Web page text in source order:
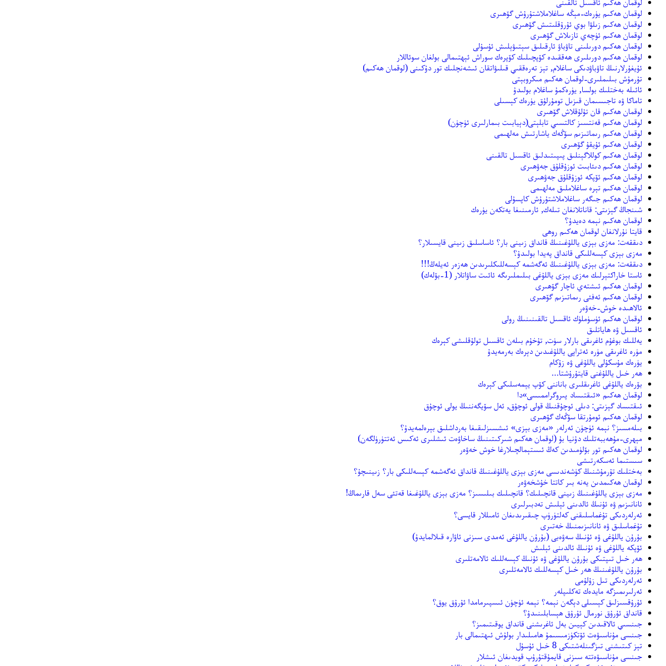
لوقمان ھەكىم يۈرەك-مېڭە ساغلاملاشتۇرۇش گۆھىرى
لوقمان ھەكىم زىلۋا بوي ئۇرۇقلىتىش گۆھىرى
لوقمان ھەكىم ئۈچەي تازىلاش گۆھىرى
لوقمان ھەكىم دورىلىنى تاۋباۋ ئارقىلىق سېتىۋېلىش ئۇسۇلى
لوقمان ھەكىم دورىلىرى ھەققىدە كۆپچىلىك كۆپرەك سوراش ئېھتىمالى بولغان سوئاللار
ئۇيغۇرلارنىڭ تاۋباۋدىكى ساغلام, تېز تەرەققىي قىلىۋاتقان ئىشەنچلىك تور دۇكىنى (لوقمان ھەكىم)
تۇرمۇش بىلىملىرى-لوقمان ھەكىم مىكروبېتى
ئائىلە بەختلىك بولسا, يۈرەكمۇ ساغلام بولىدۇ
تاماكا ۋە تاجىسىمان قىزىل تومۇرلۇق يۈرەك كېسىلى
لوقمان ھەكىم قان تۇلۇقلاش گۆھىرى
لوقمان ھەكىم قەنتسىز كالتسىي تابلېتى(دېيابىت بىمارلىرى ئۈچۈن)
لوقمان ھەكىم رىماتىزىم سۆڭەك ياشارتىش مەلھىمى
لوقمان ھەكىم ئۇيقۇ گۆھىرى
لوقمان ھەكىم كوللاگېنلىق پىپىتىدلىق ئاقسىل تالقىنى
لوقمان ھەكىم دىئابىت ئوزۇقلۇق جەۋھىرى
لوقمان ھەكىم ئۆپكە ئوزۇقلۇق جەۋھىرى
لوقمان ھەكىم تېرە ساغلاملىق مەلھىمى
لوقمان ھەكىم جىگەر ساغلاملاشتۇرۇش كاپسۇلى
شىنجاڭ گېزىتى: قاناتلانغان تىلەك, ئارمىنىغا يەتكەن يۈرەك
لوقمان ھەكىم نېمە دەيدۇ؟
قايتا نۇرلانغان لوقمان ھەكىم روھى
دىققەت: مەزى بېزى ياللۇغىنىڭ قانداق زىينى بار؟ ئاساسلىق زىينى قايسىلار؟
مەزى بېزى كېسەللىكى قانداق پەيدا بولىدۇ؟
دىققەت: مەزى بېزى ياللۇغىنىڭ ئەگەشمە كېسەللىكلىرىدىن ھەزەر ئەيلەڭ!!!
ئاستا خاراكتېرلىك مەزى بېزى ياللۇغى بىلىملىرىگە ئائىت ساۋاتلار (1-بۆلەك)
لوقمان ھەكىم ئىشتەي ئاچار گۆھىرى
لوقمان ھەكىم ئەفئى رىماتىزىم گۆھىرى
ئالاھىدە خوش-خەۋەر
لوقمان ھەكىم ئۈسۈملۈك ئاقسىل تالقىنىنىڭ رولى
ئاقسىل ۋە ھاياتلىق
يەللىك بوغۇم ئاغرىقى بارلار سۈت, تۇخۇم بىلەن ئاقسىل تولۇقلىشى كېرەك
مۈرە ئاغرىقى مۈرە ئەتراپى ياللۇغىدىن دېرەك بەرمەيدۇ
يۈرەك مۇسكۇلى ياللۇغى ۋە زۇكام
ھەر خىل ياللۇغنى قايتۇرۇشتا...
بۆرەك ياللۇغى ئاغرىقلىرى باناننى كۆپ يېمەسلىكى كېرەك
لوقمان ھەكىم «ئىقتىساد پىروگراممىسى»دا
ئىقتىساد گېزىتى: دىلى ئوچۇقنىڭ قولى ئوچۇق, ئەل سۆيگەننىڭ يولى ئوچۇق
لوقمان ھەكىم ئومۇرتقا سۆڭەك گۆھىرى
بىلەمسىز؟ نېمە ئۈچۈن ئەرلەر «مەزى بېزى» ئىشسىزلىقىغا بەرداشلىق بېرەلمەيدۇ؟
مېھرى-مۇھەببەتلىك دۇنيا بۇ (لوقمان ھەكىم شىركىتىنىڭ ساخاۋەت ئىشلىرى ئەكىس ئەتتۈرۈلگەن)
لوقمان ھەكىم تور بۆلۈمىدىن كەڭ ئىستېمالچىلارغا خوش خەۋەر
سىستىما ئەسكەرتىشى
بەختلىك تۇرمۇشنىڭ كۈشەندىسى مەزى بېزى ياللۇغىنىڭ قانداق ئەگەشمە كېسەللىكى بار؟ زىينىچۇ؟
لوقمان ھەكىمدىن يەنە بىر كاتتا خۇشخەۋەر
مەزى بېزى ياللۇغىنىڭ زىينى قانچىلىك؟ قانچىلىك بىلىسىز؟ مەزى بېزى ياللۇغىغا قەتئى سەل قارىماڭ!
ئانانىزىم ۋە ئۇنىڭ ئالدىنى ئېلىش تەدبىرلىرى
ئەرلەردىكى تۇغماسلىقنى كەلتۈرۈپ چىقىرىدىغان ئامىللار قايسى؟
تۇغماسلىق ۋە ئانانىزىمنىڭ خەتىرى
بۇرۇن ياللۇغى ۋە ئۇنىڭ سەۋەبى (بۇرۇن ياللۇغى ئەمدى سىزنى ئاۋارە قىلالمايدۇ)
ئۆپكە ياللۇغى ۋە ئۇنىڭ ئالدىنى ئېلىش
ھەر خىل تىپتىكى بۇرۇن ياللۇغى ۋە ئۇنىڭ كېسەللىك ئالامەتلىرى
بۇرۇن ياللۇغىنىڭ ھەر خىل كېسەللىك ئالامەتلىرى
ئەرلەردىكى تىل زۇلۇمى
ئەرلىرىمىزگە مايدەك تەكلىپلەر
ئۇرۇقسىزلىق كېسىلى دېگەن نېمە؟ نېمە ئۈچۈن ئىسپىرمامدا ئۇرۇق يوق؟
قانداق ئۇرۇق نورمال ئۇرۇق ھېسابلىنىدۇ؟
جىنسىي ئالاقىدىن كېيىن بەل ئاغرىشنى قانداق يوقىتىمىز؟
جىنسى مۇناسىۋەت ئۆتكۈزمىسىمۇ ھامىلىدار بولۇش ئىھتىمالى بار
تېز كىتىشنى تىزگىنلەشتىكى 8 خىل ئۇسۇل
جىنسى مۇناسىۋەتتە سىزنى قايمۇقتۇرۇپ قويدىغان ئىشلار